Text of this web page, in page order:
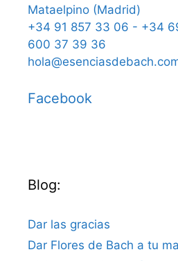
Mataelpino (Madrid)
+34 91 857 33 06 - +34
600 37 39 36
Facebook
Blog:
Dar las gracias
Dar Flores de Bach a tu